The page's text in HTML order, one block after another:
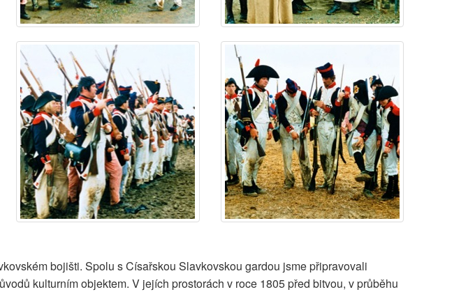
bojišti. Spolu s Císařskou Slavkovskou gardou jsme připravovali
kulturním objektem. V jejích prostorách v roce 1805 před bitvou, v průběhu